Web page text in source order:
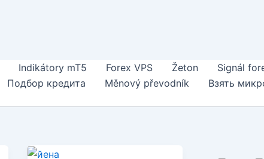
Indikátory mT5 Forex VPS Žeton
Signál
Подбор кредита Měnový převodník Взять